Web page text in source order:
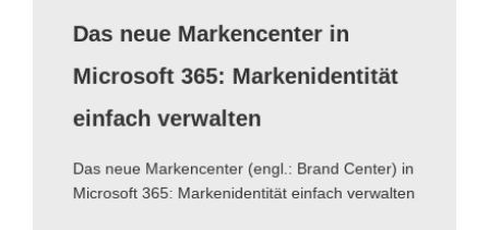
Das neue Markencenter in
Microsoft 365: Markenidentität
einfach verwalten
Das neue Markencenter (engl.: Brand Center) in
Microsoft 365: Markenidentität einfach verwalten